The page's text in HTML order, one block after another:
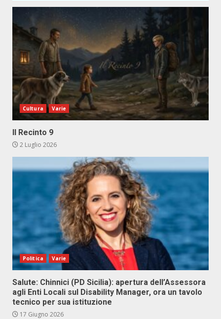
Cultura Varie
Il Recinto 9
2 Luglio 2026
Politica Varie
Salute: Chinnici (PD Sicilia): apertura dell’Assessora
agli Enti Locali sul Disability Manager, ora un tavolo
tecnico per sua istituzione
17 Giugno 2026